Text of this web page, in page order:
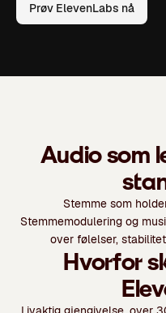
Prøv ElevenLabs nå
Audio som
Stemme som
Stemmemodulering og
over følelser,
Hvorfor